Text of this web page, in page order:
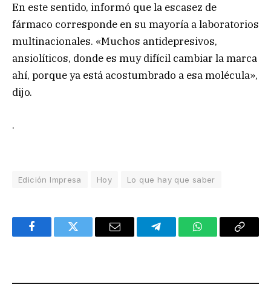
En este sentido, informó que la escasez de
fármaco corresponde en su mayoría a laboratorios
multinacionales. «Muchos antidepresivos,
ansiolíticos, donde es muy difícil cambiar la marca
ahí, porque ya está acostumbrado a esa molécula»,
dijo.
.
Edición Impresa Hoy Lo que hay que saber
FacebookTwitter Email TelegramWhatsAppCopy